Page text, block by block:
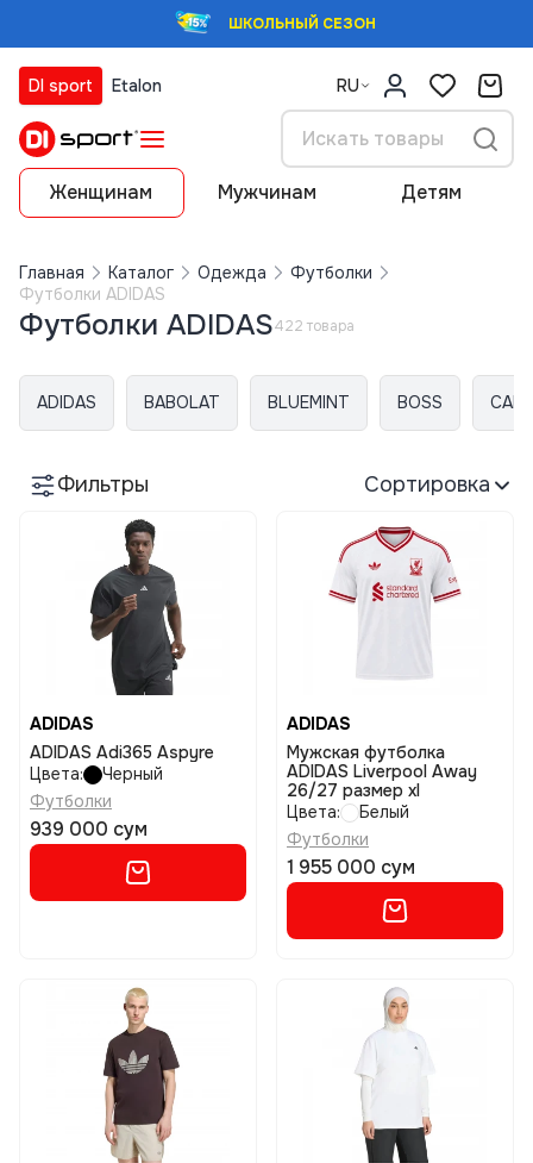
ШКОЛЬНЫЙ СЕЗОН
DI sport Etalon RU
Женщинам Мужчинам Детям
Главная Каталог Одежда
Футболки
Футболки ADIDAS
Футболки ADIDAS422 товара
ADIDAS BABOLAT BLUEMINT BOSS
Фильтры Сортировка
ADIDAS
ADIDAS Adi365 Aspyre
Цвета:
Черный
Футболки
939 000 сум
ADIDAS
Мужская футболка
ADIDAS Liverpool Away
26/27 размер xl
Цвета:
Белый
Футболки
1 955 000 сум